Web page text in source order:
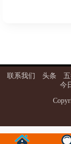
联系我们 头条
今